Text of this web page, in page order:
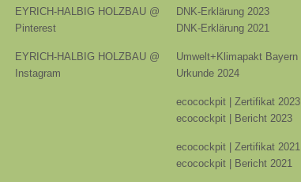
EYRICH-HALBIG HOLZBAU @
Pinterest
EYRICH-HALBIG HOLZBAU @
Instagram
DNK-Erklärung 2023
DNK-Erklärung 2021
Umwelt+Klimapakt Bayern |
Urkunde 2024
ecocockpit | Zertifikat 2023
ecocockpit | Bericht 2023
ecocockpit | Zertifikat 2021
ecocockpit | Bericht 2021